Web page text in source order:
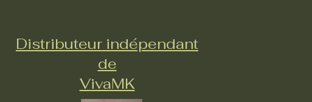
Distributeur indépendant
de
VivaMK